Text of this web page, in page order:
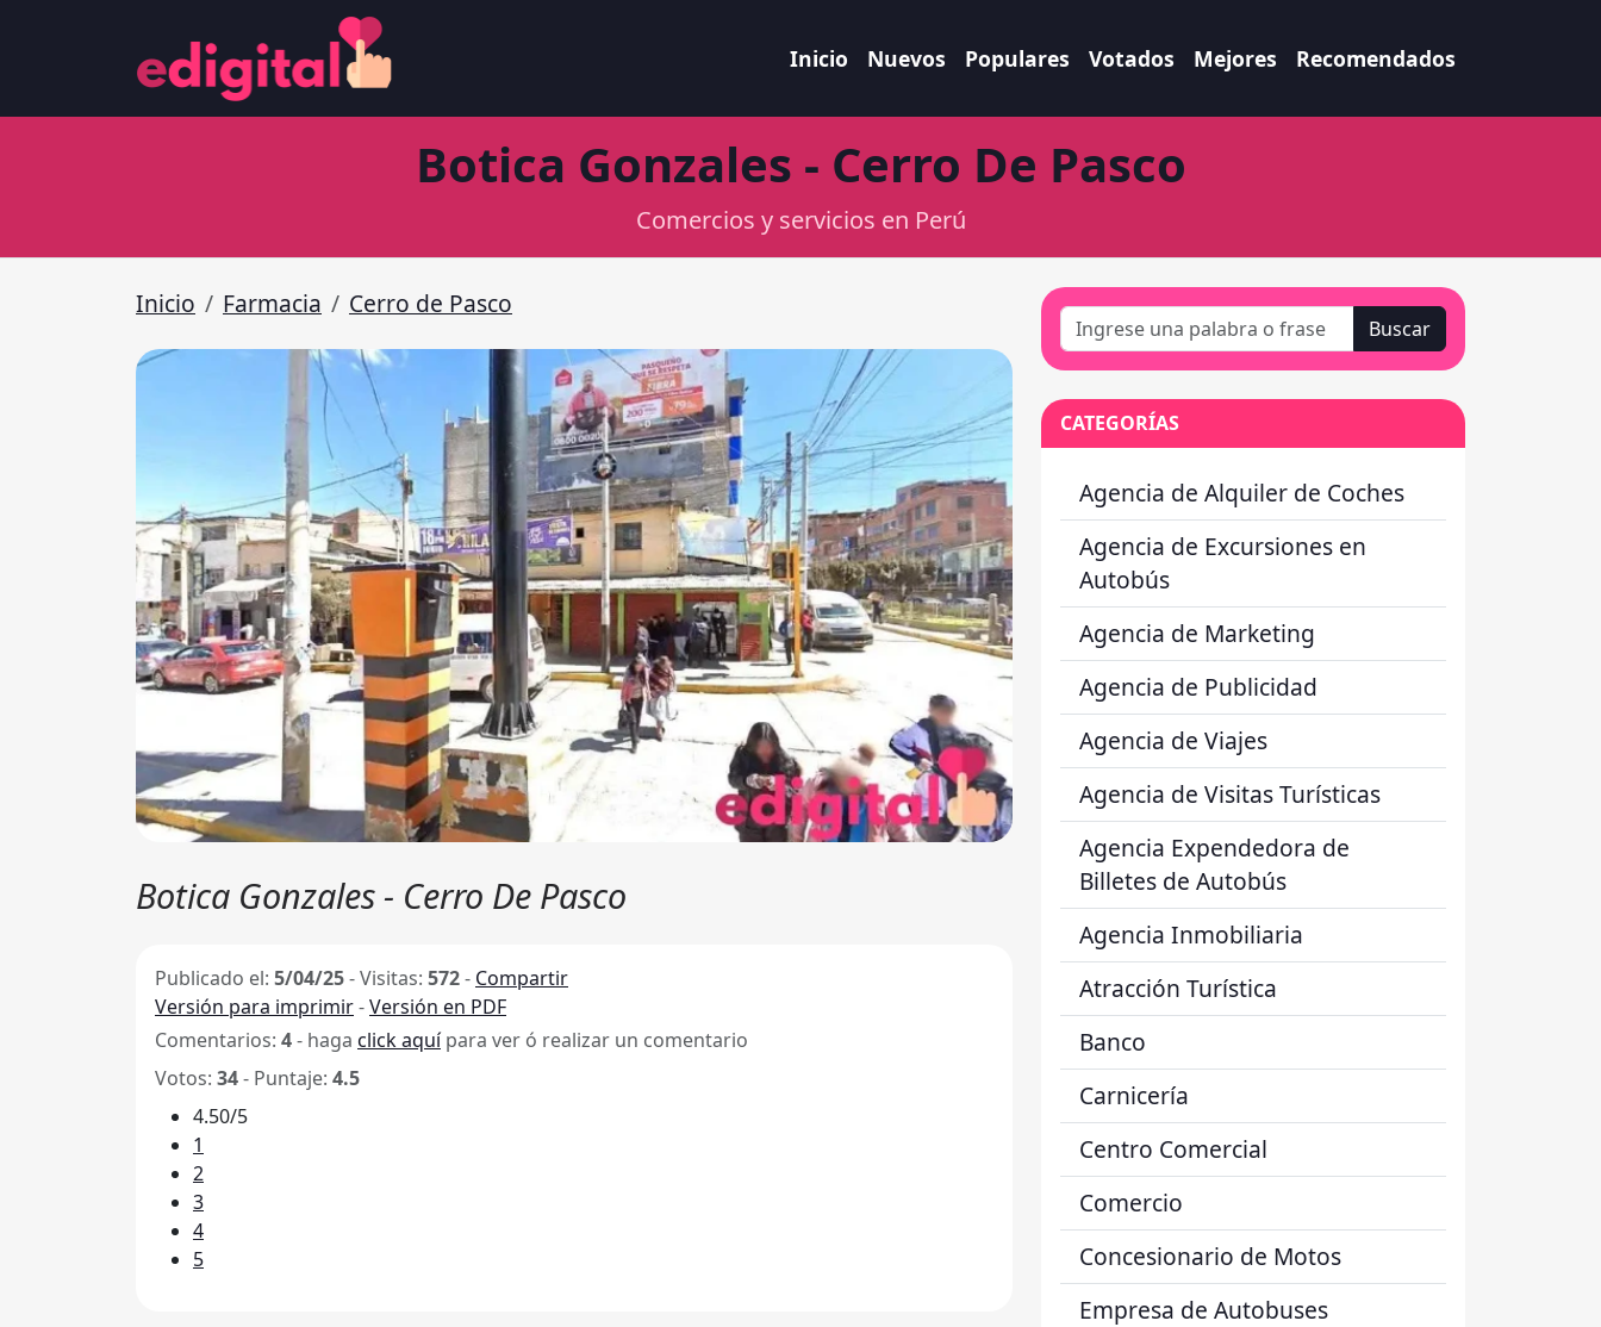
Inicio Nuevos Populares Votados Mejores Recomendados
Botica Gonzales - Cerro De Pasco
Comercios y servicios en Perú
Inicio Farmacia Cerro de Pasco
Botica Gonzales - Cerro De Pasco
Publicado el: 5/04/25-Visitas: 572- Compartir
Versión para imprimir-Versión en PDF
Comentarios: 4- haga click aquípara ver ó realizar un comentario
Votos: 34- Puntaje: 4.5
4.50/5
1
2
3
4
5
Buscar
CATEGORÍAS
Agencia de Alquiler de Coches
Agencia de Excursiones en
Autobús
Agencia de Marketing
Agencia de Publicidad
Agencia de Viajes
Agencia de Visitas Turísticas
Agencia Expendedora de
Billetes de Autobús
Agencia Inmobiliaria
Atracción Turística
Banco
Carnicería
Centro Comercial
Comercio
Concesionario de Motos
Empresa de Autobuses